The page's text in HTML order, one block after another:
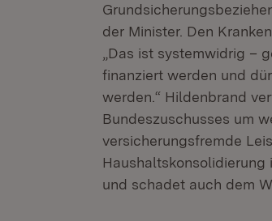
der Minister. Den
„Das ist systemwidrig –
finanziert werden und
werden.“ Hildenbrand
Bundeszuschusses um
versicherungsfremde
Haushaltskonsolidierung
und schadet auch dem